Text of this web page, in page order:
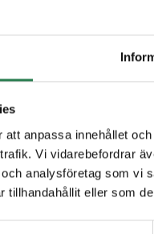
anpassa innehållet
Vi vidarebefordrar
analysföretag som vi
tillhandahållit eller som
I samarbete
lösningar,
ekonomi. Vi
och utvecklar vi